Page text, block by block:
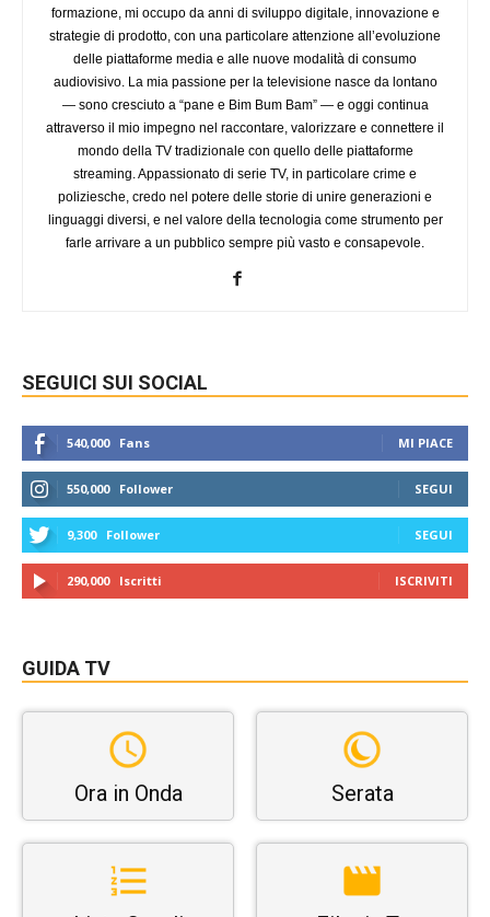
formazione, mi occupo da anni di sviluppo digitale, innovazione e
strategie di prodotto, con una particolare attenzione all’evoluzione
delle piattaforme media e alle nuove modalità di consumo
audiovisivo. La mia passione per la televisione nasce da lontano
— sono cresciuto a “pane e Bim Bum Bam” — e oggi continua
attraverso il mio impegno nel raccontare, valorizzare e connettere il
mondo della TV tradizionale con quello delle piattaforme
streaming. Appassionato di serie TV, in particolare crime e
poliziesche, credo nel potere delle storie di unire generazioni e
linguaggi diversi, e nel valore della tecnologia come strumento per
farle arrivare a un pubblico sempre più vasto e consapevole.
SEGUICI SUI SOCIAL
540,000 Fans MI PIACE
550,000 Follower SEGUI
9,300 Follower SEGUI
290,000 Iscritti ISCRIVITI
GUIDA TV
Ora in Onda Serata